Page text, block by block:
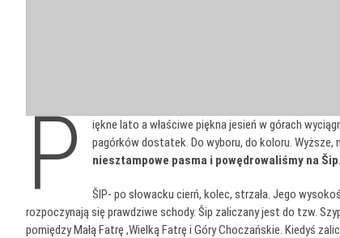
P
iękne lato a właściwe piękna jesień w górach
pagórków dostatek. Do wyboru, do koloru.
niesztampowe pasma i powędrowaliśmy na
ŠIP- po słowacku cierń, kolec, strzała. Jego
rozpoczynają się prawdziwe schody. Šip zaliczany jest do tzw.
pomiędzy Małą Fatrę ,Wielką Fatrę i Góry Choczańskie. Kiedyś